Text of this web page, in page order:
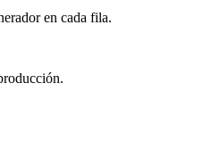
en cada fila.